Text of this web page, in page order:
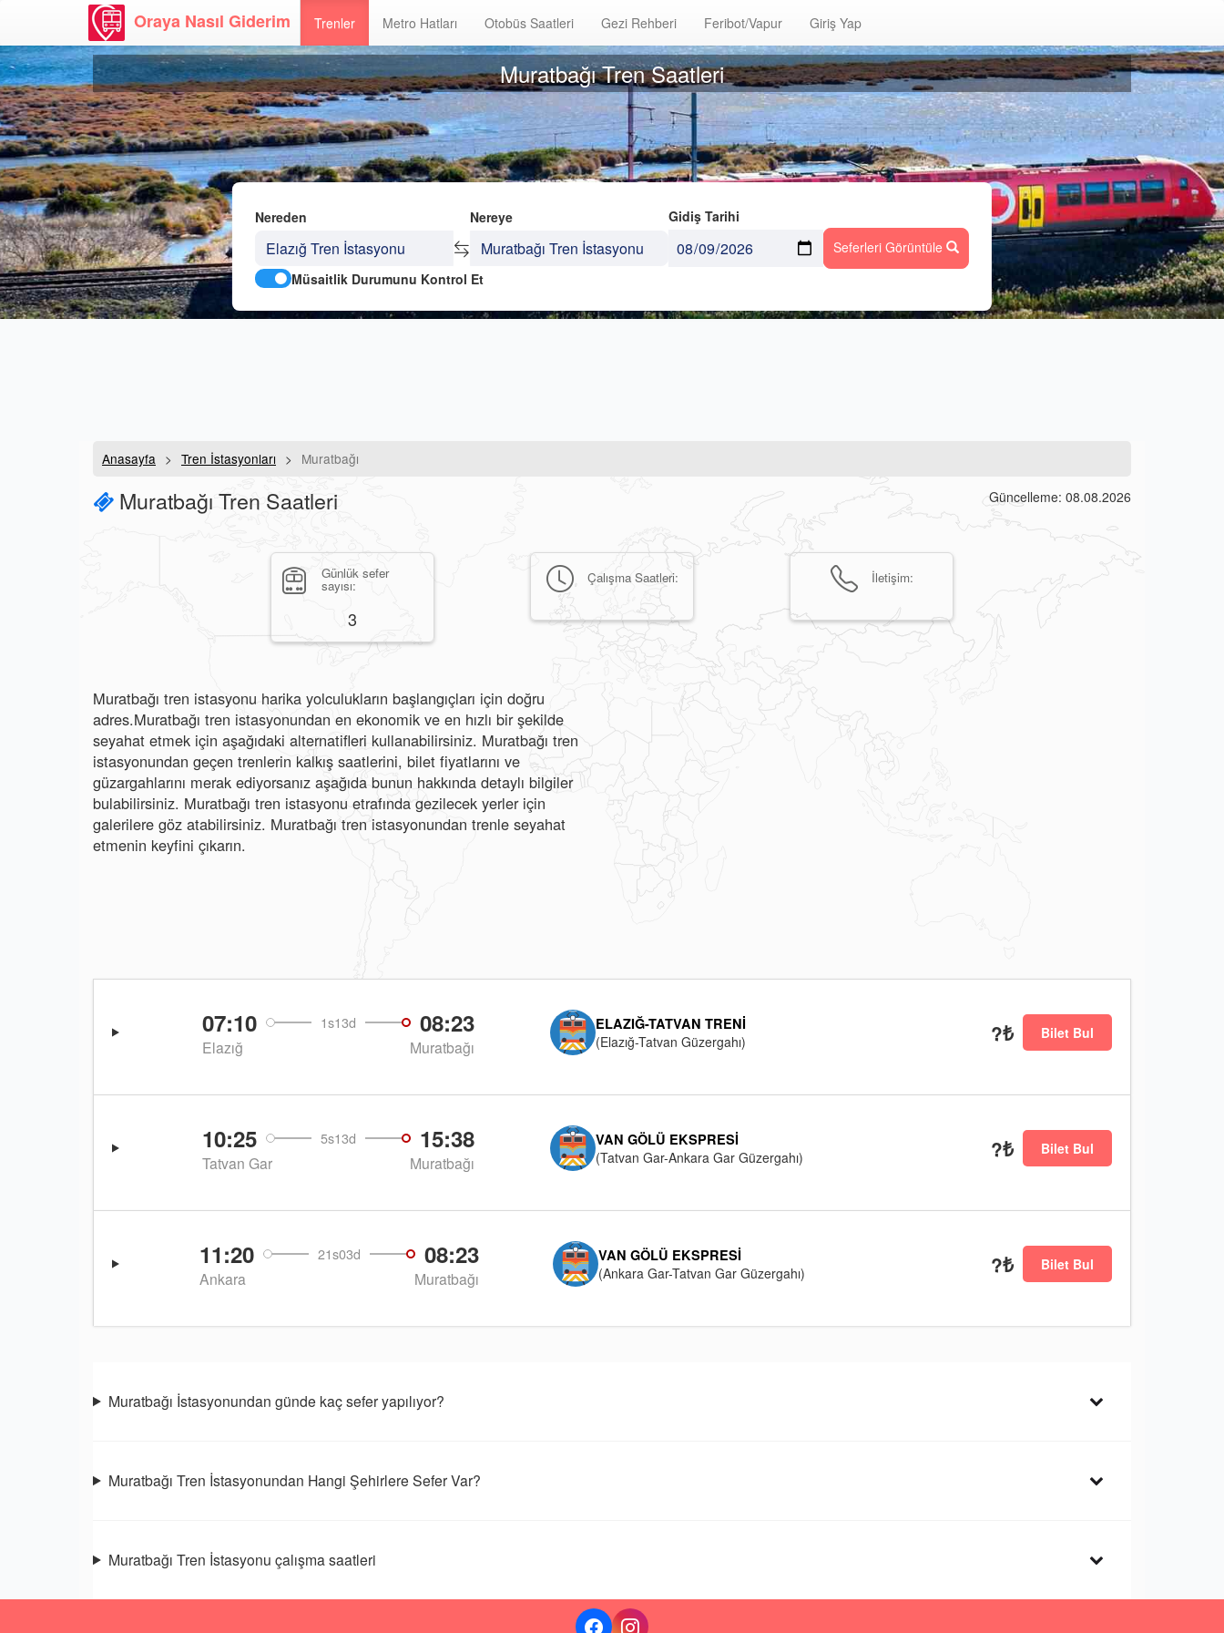
Oraya Nasıl Giderim Trenler Metro Hatları Otobüs Saatleri Gezi Rehberi Feribot/Vapur Giriş Yap
Muratbağı Tren Saatleri
Nereden Nereye
Gidiş Tarihi
Seferleri Görüntüle
Müsaitlik Durumunu Kontrol Et
Anasayfa Tren İstasyonları Muratbağı
Muratbağı Tren Saatleri Güncelleme: 08.08.2026
Günlük sefer
sayısı:
3
Çalışma Saatleri: İletişim:
Muratbağı tren istasyonu harika yolculukların başlangıçları için doğru
adres.Muratbağı tren istasyonundan en ekonomik ve en hızlı bir şekilde
seyahat etmek için aşağıdaki alternatifleri kullanabilirsiniz. Muratbağı tren
istasyonundan geçen trenlerin kalkış saatlerini, bilet fiyatlarını ve
güzargahlarını merak ediyorsanız aşağıda bunun hakkında detaylı bilgiler
bulabilirsiniz. Muratbağı tren istasyonu etrafında gezilecek yerler için
galerilere göz atabilirsiniz. Muratbağı tren istasyonundan trenle seyahat
etmenin keyfini çıkarın.
07:10 1s13d 08:23
Elazığ Muratbağı
ELAZIĞ-TATVAN TRENI
(Elazığ-Tatvan Güzergahı)
?₺ Bilet Bul
10:25 5s13d 15:38
Tatvan Gar Muratbağı
VAN GÖLÜ EKSPRESI
(Tatvan Gar-Ankara Gar Güzergahı)
?₺ Bilet Bul
11:20 21s03d 08:23
Ankara Muratbağı
VAN GÖLÜ EKSPRESI
(Ankara Gar-Tatvan Gar Güzergahı)
?₺ Bilet Bul
Muratbağı İstasyonundan günde kaç sefer yapılıyor?
Muratbağı Tren İstasyonundan Hangi Şehirlere Sefer Var?
Muratbağı Tren İstasyonu çalışma saatleri